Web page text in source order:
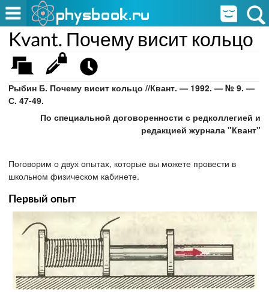
Kvant. Почему висит кольцо
Рыбин Б. Почему висит кольцо //Квант. — 1992. — № 9. —
С. 47-49.
По специальной договоренности с редколлегией и
редакцией журнала "Квант"
Поговорим о двух опытах, которые вы можете провести в
школьном физическом кабинете.
Первый опыт